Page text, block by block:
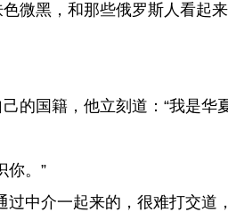
微黑，和那些俄罗斯人看起来
的国籍，他立刻道：“我是华
你。”
中介一起来的，很难打交道